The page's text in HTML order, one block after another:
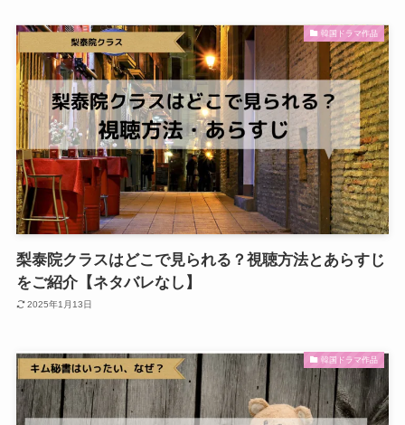
韓国ドラマ作品
梨泰院クラスはどこで見られる？視聴方法とあらすじ
をご紹介【ネタバレなし】
2025年1月13日
韓国ドラマ作品